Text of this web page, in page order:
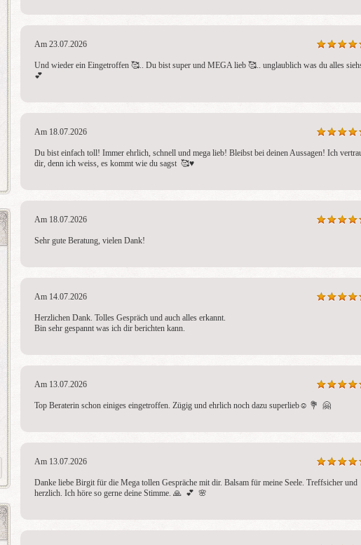
Am 23.07.2026
Und wieder ein Eingetroffen 🥰.. Du bist super und MEGA lieb 🥰.. unglaublich was du alles
💕
Am 18.07.2026
Du bist einfach toll! Immer ehrlich, schnell und mega lieb! Bleibst bei deinen Aussagen! Ich
dir, denn ich weiss, es kommt wie du sagst  🥰♥️
Am 18.07.2026
Sehr gute Beratung, vielen Dank!
Am 14.07.2026
Herzlichen Dank. Tolles Gespräch und auch alles erkannt.
Bin sehr gespannt was ich dir berichten kann.
Am 13.07.2026
Top Beraterin schon einiges eingetroffen. Zügig und ehrlich noch dazu superlieb☺ ️💐  🤗
Am 13.07.2026
Danke liebe Birgit für die Mega tollen Gespräche mit dir. Balsam für meine Seele. Treffsicher und
herzlich. Ich höre so gerne deine Stimme. 🙏  💕  🌸